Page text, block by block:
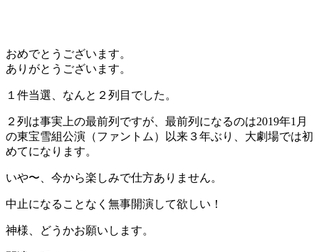
おめでとうございます。
ありがとうございます。
１件当選、なんと２列目でした。
２列は事実上の最前列ですが、最前列になるのは2019年1月
の東宝雪組公演（ファントム）以来３年ぶり、大劇場では初
めてになります。
いや〜、今から楽しみで仕方ありません。
中止になることなく無事開演して欲しい！
神様、どうかお願いします。